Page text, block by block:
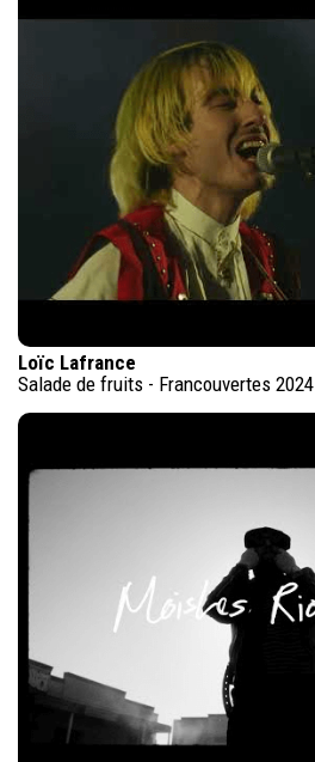
Loïc Lafrance
Salade de fruits - Francouvertes 2024